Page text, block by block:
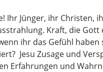
Ihr Jünger, ihr Christen,
Kraft, die Gott
ihr das Gefühl
Jesu Zusage und
Erfahrungen und